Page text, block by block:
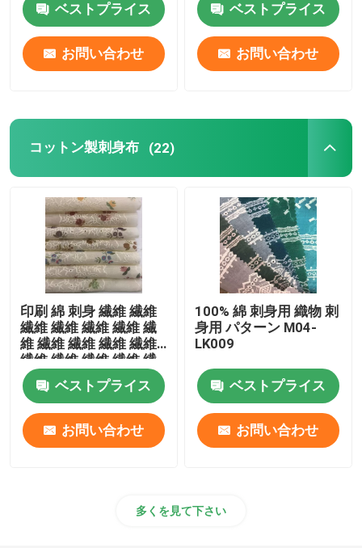
スパンコールの刺繍の生地
織物 ジャックワード
ジャックワード布の編み
スポーツ・ジャージー
ツイードの編まれた生地
ベストプライス
お問い合わせ
ベストプライス
お問い合わせ
コットン製刺身布 (22)
印刷 綿 刺身 繊維 繊維
繊維 繊維 繊維 繊維 繊
維 繊維 繊維 繊維 繊維
繊維 繊維 繊維 繊維 繊
維 繊維 繊維 繊維 繊維
繊維 繊維 繊維 繊維 繊
維 繊維 繊維 繊維 繊維
繊維 繊維 繊維 繊維 繊
維 繊維 繊維 繊維 繊維
ベストプライス
お問い合わせ
100% 綿 刺身用 織物 刺
身用 パターン M04-
LK009
ベストプライス
お問い合わせ
多くを見て下さい